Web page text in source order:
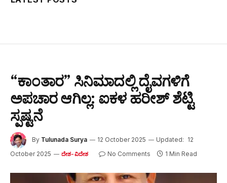
“ಕಾಂತಾರ” ಸಿನಿಮಾದಲ್ಲಿ ದೈವಗಳಿಗೆ
ಅಪಚಾರ ಆಗಿಲ್ಲ: ಐಕಳ ಹರೀಶ್ ಶೆಟ್ಟಿ
ಸ್ಪಷ್ಟನೆ
By Tulunada Surya 12 October 2025 Updated: 12
October 2025
ದೇಶ-ವಿದೇಶ No Comments 1 Min Read